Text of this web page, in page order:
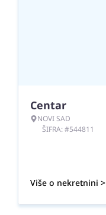
Centar
NOVI SAD
ŠIFRA: #544811
Više o nekretnini >